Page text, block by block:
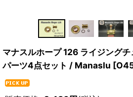
マナスルホープ 126 ライジング
パーツ4点セット / Manaslu [